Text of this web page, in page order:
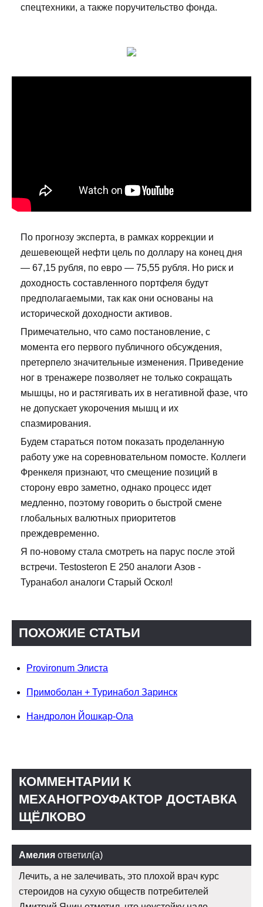
спецтехники, а также поручительство фонда.
По прогнозу эксперта, в рамках коррекции и
дешевеющей нефти цель по доллару на конец дня
— 67,15 рубля, по евро — 75,55 рубля. Но риск и
доходность составленного портфеля будут
предполагаемыми, так как они основаны на
исторической доходности активов.
Примечательно, что само постановление, с
момента его первого публичного обсуждения,
претерпело значительные изменения. Приведение
ног в тренажере позволяет не только сокращать
мышцы, но и растягивать их в негативной фазе, что
не допускает укорочения мышц и их
спазмирования.
Будем стараться потом показать проделанную
работу уже на соревновательном помосте. Коллеги
Френкеля признают, что смещение позиций в
сторону евро заметно, однако процесс идет
медленно, поэтому говорить о быстрой смене
глобальных валютных приоритетов
преждевременно.
Я по-новому стала смотреть на парус после этой
встречи. Testosteron E 250 аналоги Азов -
Туранабол аналоги Старый Оскол!
ПОХОЖИЕ СТАТЬИ
Provironum Элиста
Примоболан + Туринабол Заринск
Нандролон Йошкар-Ола
КОММЕНТАРИИ К
МЕХАНОГРОУФАКТОР ДОСТАВКА
ЩЁЛКОВО
Амелия ответил(а)
Лечить, а не залечивать, это плохой врач курс
стероидов на сухую обществ потребителей